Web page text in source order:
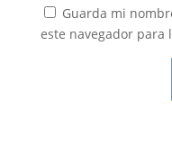
Guarda mi
este navegador para